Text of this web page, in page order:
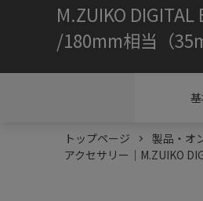
M.ZUIKO
/180mm相当（
トップページ 製品・オ
アクセサリー｜M.ZUIKO